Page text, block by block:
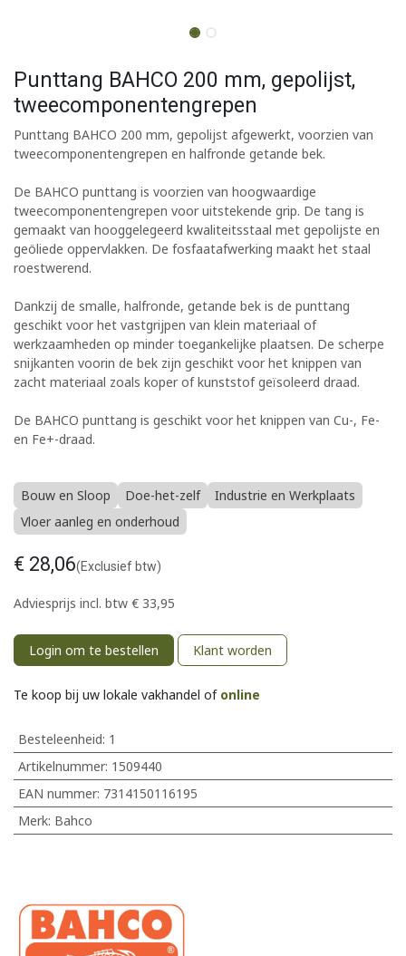
Punttang BAHCO 200 mm, gepolijst,
tweecomponentengrepen
Punttang BAHCO 200 mm, gepolijst afgewerkt, voorzien van
tweecomponentengrepen en halfronde getande bek.
De BAHCO punttang is voorzien van hoogwaardige
tweecomponentengrepen voor uitstekende grip. De tang is
gemaakt van hooggelegeerd kwaliteitsstaal met gepolijste en
geöliede oppervlakken. De fosfaatafwerking maakt het staal
roestwerend.
Dankzij de smalle, halfronde, getande bek is de punttang
geschikt voor het vastgrijpen van klein materiaal of
werkzaamheden op minder toegankelijke plaatsen. De scherpe
snijkanten voorin de bek zijn geschikt voor het knippen van
zacht materiaal zoals koper of kunststof geïsoleerd draad.
De BAHCO punttang is geschikt voor het knippen van Cu-, Fe-
en Fe+-draad.
Bouw en Sloop Doe-het-zelf
Industrie en Werkplaats
Vloer aanleg en onderhoud
€ 28,06(Exclusief btw)
Adviesprijs incl. btw € 33,95
Login om te bestellen Klant worden
Te koop bij uw lokale vakhandel of online
Besteleenheid: 1
Artikelnummer: 1509440
EAN nummer: 7314150116195
Merk: Bahco